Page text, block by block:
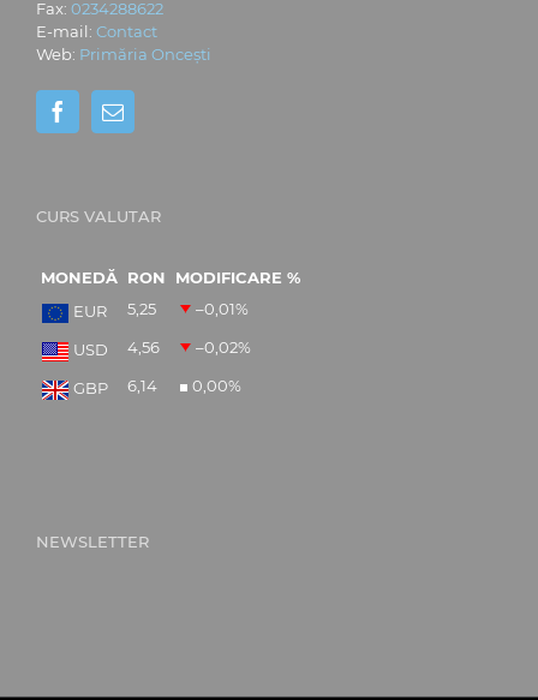
Fax: 0234288622
E-mail: Contact
Web: Primăria Oncești
CURS VALUTAR
MONEDĂ RON
MODIFICARE %
EUR
5,25 –0,01%
USD 4,56 –0,02%
GBP 6,14 0,00%
NEWSLETTER